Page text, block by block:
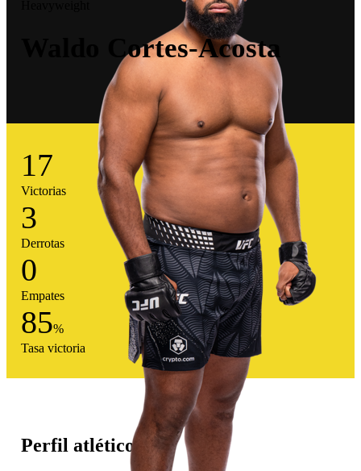
Waldo Cortes-Acosta
17
Victorias
3
Derrotas
0
Empates
85%
Tasa victoria
Perfil atlético